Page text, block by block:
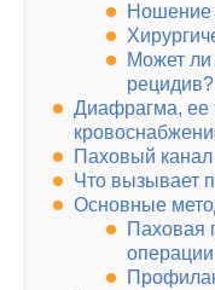
Ношение
Может ли
рецидив?
Диафрагма, ее
Паховый
Что вызывает
Основные
Паховая
операции